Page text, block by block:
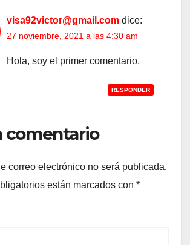
visa92victor@gmail.com dice:
27 noviembre, 2021 a las 4:30 am
Hola, soy el primer comentario.
RESPONDER
comentario
correo electrónico no será publicada.
están marcados con *